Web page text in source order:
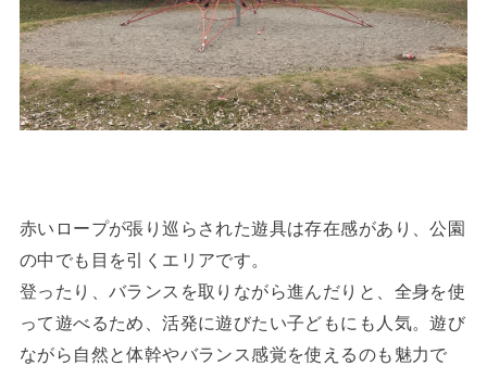
赤いロープが張り巡らされた遊具は存在感があり、公園
の中でも目を引くエリアです。
登ったり、バランスを取りながら進んだりと、全身を使
って遊べるため、活発に遊びたい子どもにも人気。遊び
ながら自然と体幹やバランス感覚を使えるのも魅力で